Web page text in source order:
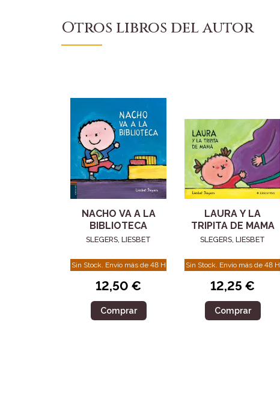
Otros libros del autor
NACHO VA A LA
BIBLIOTECA
SLEGERS, LIESBET
Sin Stock. Envío más de 48 H
12,50 €
Comprar
LAURA Y LA
TRIPITA DE MAMA
SLEGERS, LIESBET
Sin Stock. Envío más de 48 H
12,25 €
Comprar